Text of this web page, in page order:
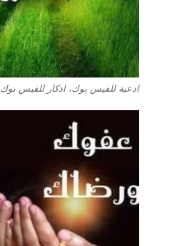
ادعية للفيس بوك، اذكار للفيس بوك